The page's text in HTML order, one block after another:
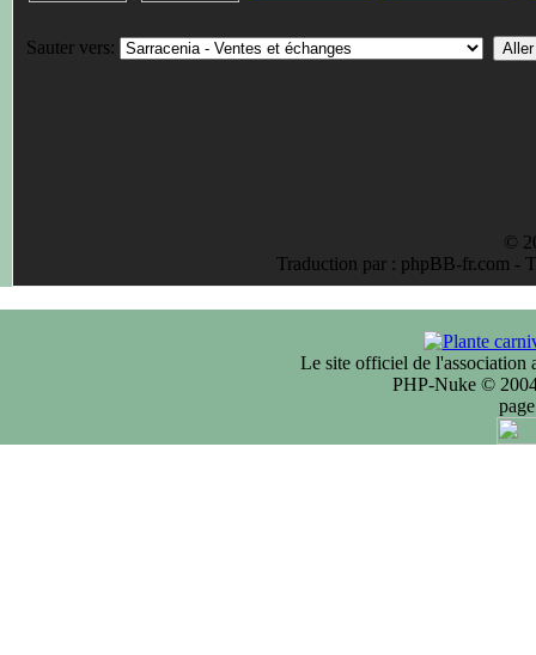
Sauter vers:
©
Traduction par : phpBB-fr.com -
Le site officiel de l'association
PHP-Nuke ©